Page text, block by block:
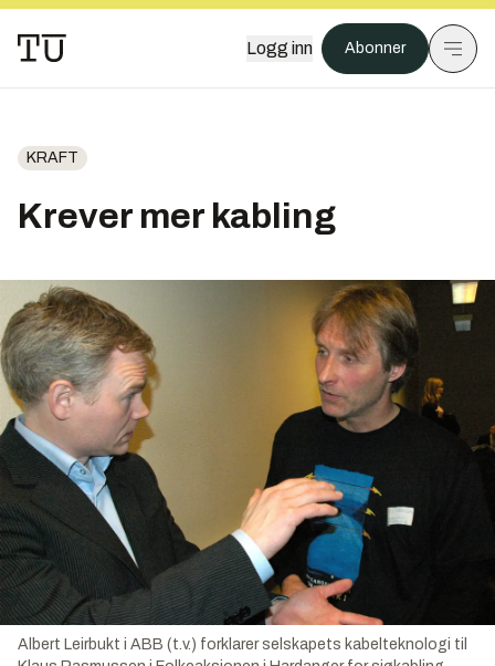
Logg inn Abonner
KRAFT
Krever mer kabling
Albert Leirbukt i ABB (t.v.) forklarer selskapets kabelteknologi til